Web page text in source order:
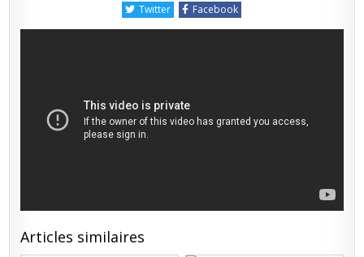
un
végan
n’est
Twitter
Facebook
Articles similaires